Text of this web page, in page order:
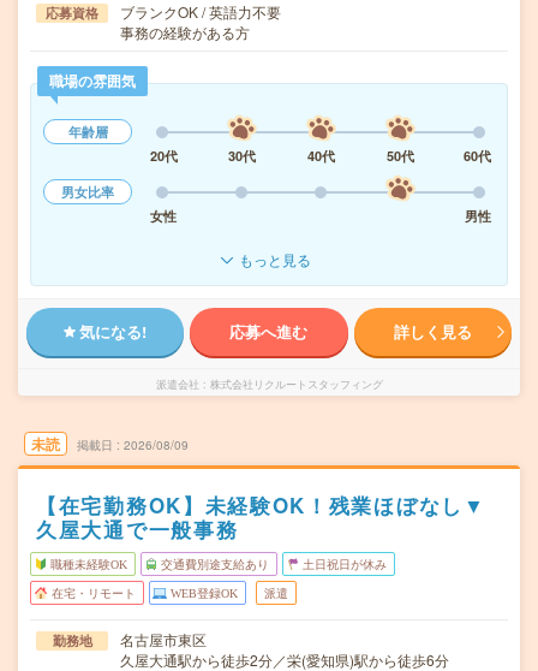
応募資格
ブランクOK / 英語力不要
事務の経験がある方
職場の雰囲気
年齢層
20代
30代 40代 50代
60代
男女比率
女性
男性
もっと見る
気になる! 応募へ進む 詳しく見る
派遣会社 株式会社リクルートスタッフィング
未読 掲載日 2026/08/09
【在宅勤務OK】未経験OK！残業ほぼなし▼
久屋大通で一般事務
職種未経験OK 交通費別途支給あり 土日祝日が休み
在宅・リモート WEB登録OK 派遣
勤務地
名古屋市東区
久屋大通駅から徒歩2分／栄(愛知県)駅から徒歩6分